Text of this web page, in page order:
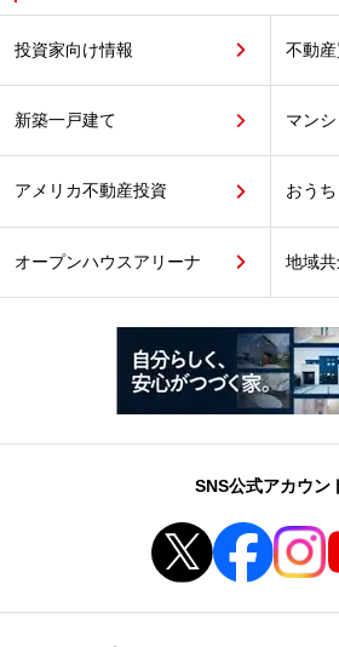
投資家向け情報 不動産
新築一戸建て マン
アメリカ不動産投資 おう
オープンハウスアリーナ 地域
SNS公式アカウン